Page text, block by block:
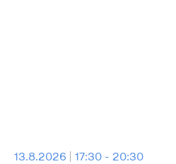
13.8.2026 17:30 - 20:30